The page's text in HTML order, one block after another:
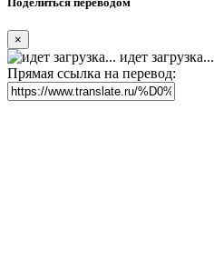
×
идет загрузка...
Прямая ссылка на перевод: